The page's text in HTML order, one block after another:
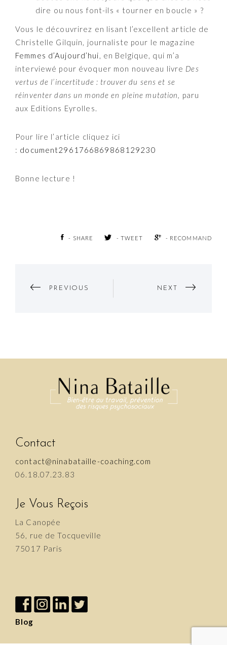
dire ou nous font-ils « tourner en boucle » ?
Vous le découvrirez en lisant l’excellent article de
Christelle Gilquin, journaliste pour le magazine
Femmes d’Aujourd’hui, en Belgique, qui m’a
interviewé pour évoquer mon nouveau livre Des
vertus de l’incertitude : trouver du sens et se
réinventer dans un monde en pleine mutation, paru
aux Editions Eyrolles.
Pour lire l’article cliquez ici
: document2961766869868129230
Bonne lecture !
- SHARE - TWEET - RECOMMAND
PREVIOUS NEXT
Contact
contact@ninabataille-coaching.com
06.18.07.23.83
Je Vous Reçois
La Canopée
56, rue de Tocqueville
75017 Paris
Blog